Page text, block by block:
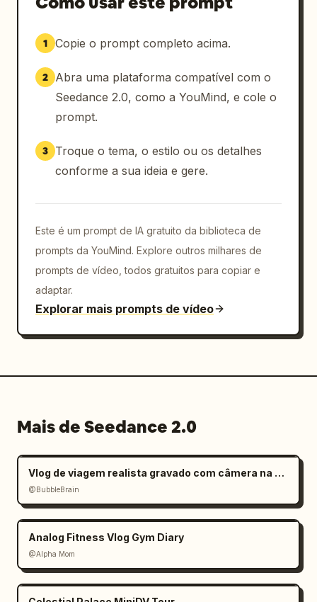
da Argentina passam ao seu redor.
Sequência final: • chegando à entrada do
• caminhando pela multidão com expectativa e
empolgação
• entrando no estádio lotado cercada por
• sentada nas arquibancadas assistindo à
partida
• closes de reações torcendo, sorrindo e
dia com bandeiras da Argentina tremulando,
torcedores cantando e a energia vibrante da
multidão
Cinematografia de estilo de vida ultra-
realista, estética premium de influenciador,
textura de pele realista, movimento natural,
4K, narrativa de estilo de vida esportivo de
luxo, experiência de torcedor da Argentina.
1 Copie o prompt completo acima.
2
Abra uma plataforma compatível com o
Seedance 2.0, como a YouMind, e cole o
prompt.
3
Troque o tema, o estilo ou os detalhes
conforme a sua ideia e gere.
Este é um prompt de IA gratuito da biblioteca de
prompts da YouMind. Explore outros milhares de
prompts de vídeo, todos gratuitos para copiar e
adaptar.
Explorar mais prompts de vídeo
Mais de Seedance 2.0
Vlog de viagem realista gravado com câmera na mão
@BubbleBrain
Analog Fitness Vlog Gym Diary
@Alpha Mom